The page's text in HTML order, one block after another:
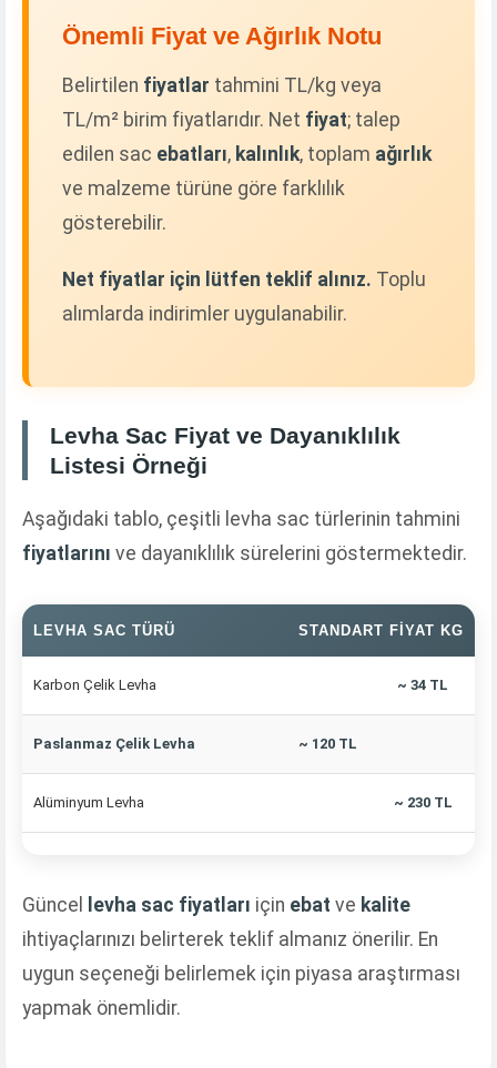
Önemli Fiyat ve Ağırlık Notu
Belirtilen fiyatlar tahmini TL/kg veya
TL/m² birim fiyatlarıdır. Net fiyat; talep
edilen sac ebatları, kalınlık, toplam ağırlık
ve malzeme türüne göre farklılık
gösterebilir.
Net fiyatlar için lütfen teklif alınız. Toplu
alımlarda indirimler uygulanabilir.
Levha Sac Fiyat ve Dayanıklılık
Listesi Örneği
Aşağıdaki tablo, çeşitli levha sac türlerinin tahmini
fiyatlarını ve dayanıklılık sürelerini göstermektedir.
LEVHA SAC TÜRÜ STANDART FIYAT KG
Karbon Çelik Levha ~ 34 TL
Paslanmaz Çelik Levha ~ 120 TL
Alüminyum Levha ~ 230 TL
Güncel levha sac fiyatları için ebat ve kalite
ihtiyaçlarınızı belirterek teklif almanız önerilir. En
uygun seçeneği belirlemek için piyasa araştırması
yapmak önemlidir.